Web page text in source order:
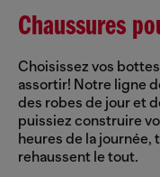
Chaussures
Choisissez vos
assortir! Notre ligne
des robes de jour et
puissiez construire
heures de la
rehaussent le tout.